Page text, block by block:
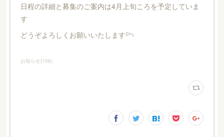
日程の詳細と募集のご案内は4月上旬ころを予定していま
す
どうぞよろしくお願いいたします𓆸
お知らせ(156)